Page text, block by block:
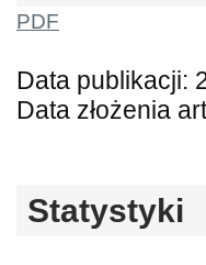
PDF
Data publikacji:
Data złożenia
Statystyki